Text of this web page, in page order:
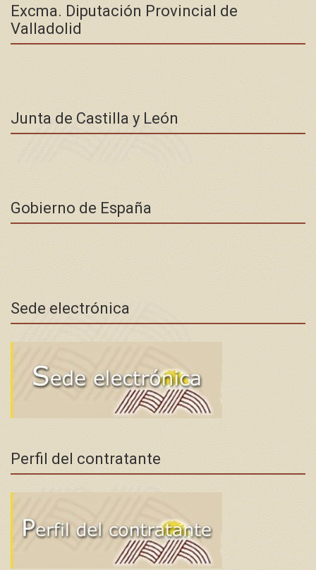
Excma. Diputación Provincial de
Valladolid
Junta de Castilla y León
Gobierno de España
Sede electrónica
Perfil del contratante